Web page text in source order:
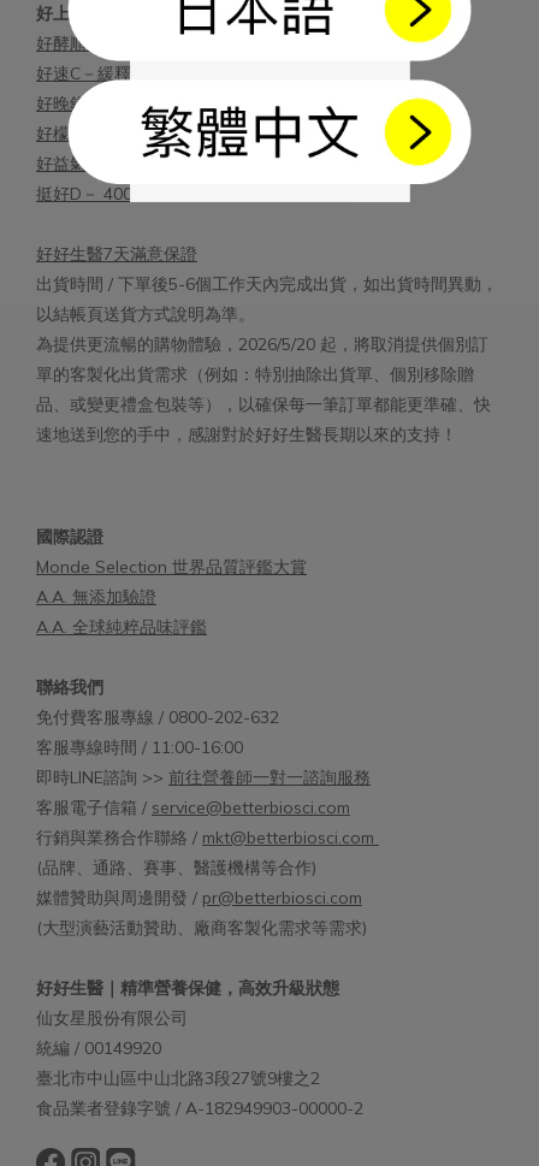
好上加好-高CP值系列
好酵順－加州梅消化酵素 含蔬果酵素SOD-like
好速C－緩釋型維他命C 500毫克 含柑橘萃取物
好晚鎂－天然萃取海洋鎂 含GABA
好檬鈣－2:1黃金吸收檸檬酸鈣 含日本雪印MBP®
好益氣－100億專利消化益生菌
挺好D－ 400 IU 陽光維生素D3 含印加果油
好好生醫7天滿意保證
出貨時間 / 下單後5-6個工作天內完成出貨，如出貨時間異動，
以結帳頁送貨方式說明為準。
為提供更流暢的購物體驗，2026/5/20 起，將取消提供個別訂
單的客製化出貨需求（例如：特別抽除出貨單、個別移除贈
品、或變更禮盒包裝等），以確保每一筆訂單都能更準確、快
速地送到您的手中，感謝對於好好生醫長期以來的支持！
國際認證
Monde Selection 世界品質評鑑大賞
A.A. 無添加驗證
A.A. 全球純粹品味評鑑
聯絡我們
免付費客服專線 / 0800-202-632
客服專線時間 / 11:00-16:00
即時LINE諮詢 >> 前往營養師一對一諮詢服務
客服電子信箱 / service@betterbiosci.com
行銷與業務合作聯絡 / mkt@betterbiosci.com
(品牌、通路、賽事、醫護機構等合作)
媒體贊助與周邊開發 / pr@betterbiosci.com
(大型演藝活動贊助、廠商客製化需求等需求)
好好生醫｜精準營養保健，高效升級狀態
仙女星股份有限公司
統編 / 00149920
臺北市中山區中山北路3段27號9樓之2
食品業者登錄字號 / A-182949903-00000-2